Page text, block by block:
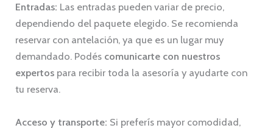
Entradas: Las entradas pueden variar de precio,
dependiendo del paquete elegido. Se recomienda
reservar con antelación, ya que es un lugar muy
demandado. Podés comunicarte con nuestros
expertos para recibir toda la asesoría y ayudarte con
tu reserva.
Acceso y transporte: Si preferís mayor comodidad,